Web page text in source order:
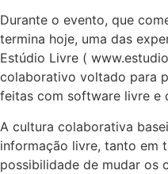
Durante o evento, que
termina hoje, uma das
Estúdio Livre (
colaborativo voltado para
feitas com software livre e
A cultura colaborativa
informação livre, tanto em
possibilidade de mudar os